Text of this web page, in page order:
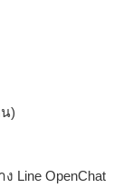
)
Line OpenChat